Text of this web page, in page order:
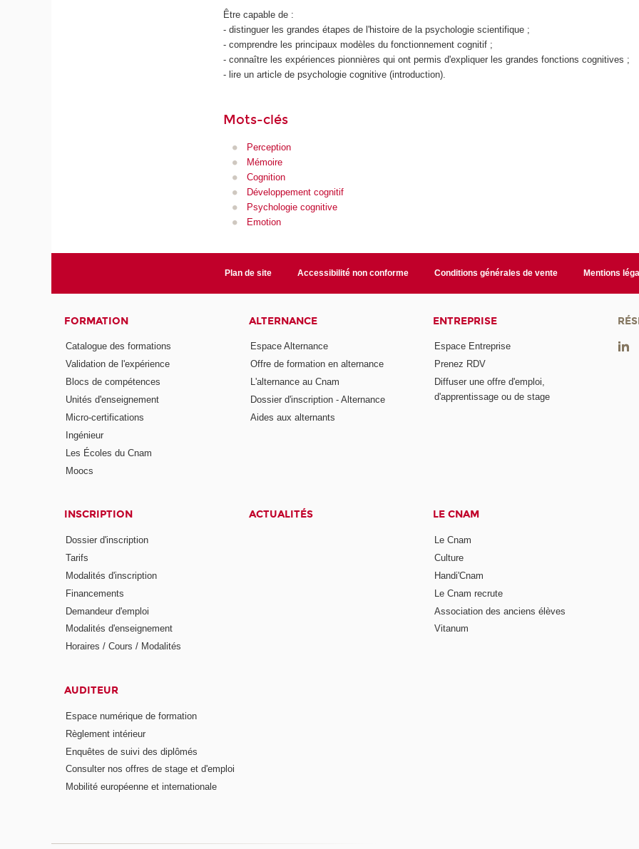
Être capable de :
- distinguer les grandes étapes de l'histoire de la psychologie scientifique ;
- comprendre les principaux modèles du fonctionnement cognitif ;
- connaître les expériences pionnières qui ont permis d'expliquer les grandes fonctions cognitives ;
- lire un article de psychologie cognitive (introduction).
Mots-clés
Perception
Mémoire
Cognition
Développement cognitif
Psychologie cognitive
Emotion
Plan de site Accessibilité non conforme Conditions générales de vente Mentions
FORMATION
Catalogue des formations
Validation de l'expérience
Blocs de compétences
Unités d'enseignement
Micro-certifications
Ingénieur
Les Écoles du Cnam
Moocs
ALTERNANCE
Espace Alternance
Offre de formation en alternance
L'alternance au Cnam
Dossier d'inscription - Alternance
Aides aux alternants
ENTREPRISE
Espace Entreprise
Prenez RDV
Diffuser une offre d'emploi,
d'apprentissage ou de stage
INSCRIPTION
Dossier d'inscription
Tarifs
Modalités d'inscription
Financements
Demandeur d'emploi
Modalités d'enseignement
Horaires / Cours / Modalités
ACTUALITÉS LE CNAM
Le Cnam
Culture
Handi'Cnam
Le Cnam recrute
Association des anciens élèves
Vitanum
AUDITEUR
Espace numérique de formation
Règlement intérieur
Enquêtes de suivi des diplômés
Consulter nos offres de stage et d'emploi
Mobilité européenne et internationale